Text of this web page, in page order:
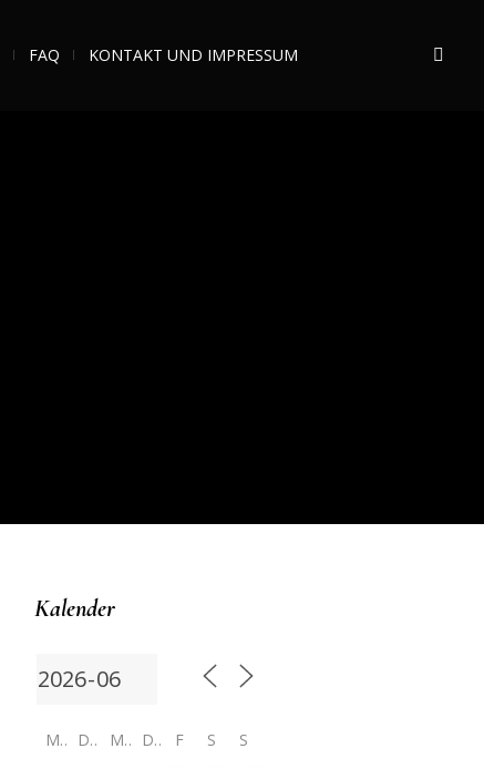
FAQ KONTAKT UND IMPRESSUM
Kalender
M D M D F S S